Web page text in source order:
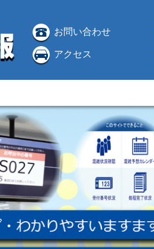
お問い合わせ
アクセス